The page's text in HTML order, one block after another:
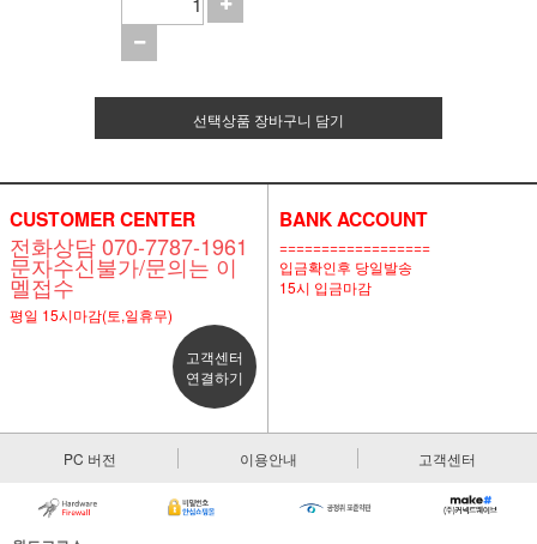
선택상품 장바구니 담기
CUSTOMER CENTER
전화상담 070-7787-1961
문자수신불가/문의는 이
멜접수
평일 15시마감(토,일휴무)
고객센터
연결하기
BANK ACCOUNT
==================
입금확인후 당일발송
15시 입금마감
PC 버전 이용안내 고객센터